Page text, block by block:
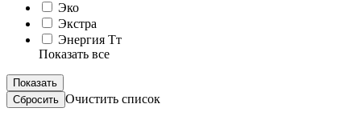
Эко
Экстра
Энергия Тт
Показать все
Очистить список